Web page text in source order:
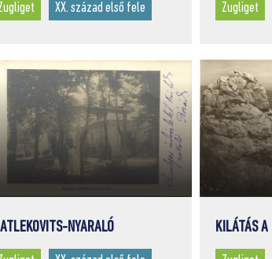
XX. század első fele Zugliget
NYARALÓ KILÁTÁS